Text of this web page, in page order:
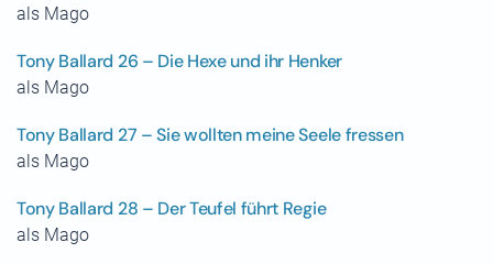
als Mago
Tony Ballard 26 – Die Hexe und ihr Henker
als Mago
Tony Ballard 27 – Sie wollten meine Seele fressen
als Mago
Tony Ballard 28 – Der Teufel führt Regie
als Mago